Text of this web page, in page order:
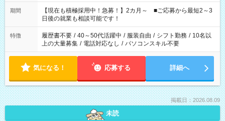
い」 「余裕を持って夕飯の準備がしたい」 「できれば残業はし
たくない」 など、ご希望を教えてくださいね。 ※Wワーク希望
の方へ 今ご覧のお仕事で希望する勤務時間と、もう1つのお仕事
の勤務時間。 合計で週40時間を超える場合は応募できません。
期間
【現在も積極採用中！急募！】2カ月～ ■ご応募から最短2～3
日後の就業も相談可能です！
特徴 履歴書不要 / 40～50代活躍中 / 服装自由 / シフト勤務 / 10名以
上の大量募集 / 電話対応なし / パソコンスキル不要
気になる！ 応募する 詳細へ
掲載日：2026.08.09
未読